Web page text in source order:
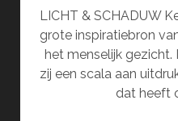
LICHT & SCHADUW
grote inspiratiebron
het menselijk gezicht.
zij een scala aan
dat heeft